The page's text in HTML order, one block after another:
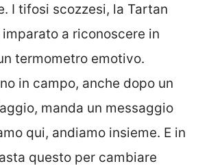
I tifosi scozzesi, la Tartan
imparato a riconoscere in
termometro emotivo.
in campo, anche dopo un
manda un messaggio
qui, andiamo insieme. E in
questo per cambiare